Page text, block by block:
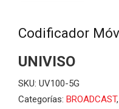
Codificador
UNIVISO
SKU: UV100-5G
Categorías: BROADCAST,